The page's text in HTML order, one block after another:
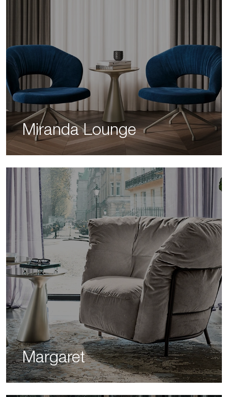
Miranda Lounge
Margaret